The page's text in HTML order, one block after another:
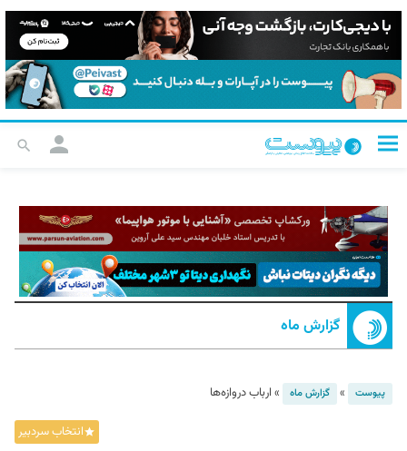
گزارش ماه
پیوست » گزارش ماه » ارباب د‌‌روازه‌ها
انتخاب سردبیر